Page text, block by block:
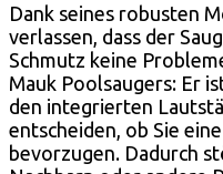
Dank seines robusten
verlassen, dass der
Schmutz keine
Mauk Poolsaugers: Er
den integrierten
entscheiden, ob Sie
bevorzugen. Dadurch